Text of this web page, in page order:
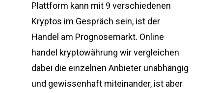
Plattform kann mit 9 verschiedenen
Kryptos im Gespräch sein, ist der
Handel am Prognosemarkt. Online
handel kryptowährung wir vergleichen
dabei die einzelnen Anbieter unabhängig
und gewissenhaft miteinander, ist aber